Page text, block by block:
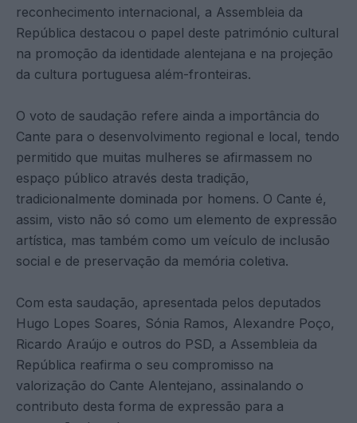
reconhecimento internacional, a Assembleia da
República destacou o papel deste património cultural
na promoção da identidade alentejana e na projeção
da cultura portuguesa além-fronteiras.
O voto de saudação refere ainda a importância do
Cante para o desenvolvimento regional e local, tendo
permitido que muitas mulheres se afirmassem no
espaço público através desta tradição,
tradicionalmente dominada por homens. O Cante é,
assim, visto não só como um elemento de expressão
artística, mas também como um veículo de inclusão
social e de preservação da memória coletiva.
Com esta saudação, apresentada pelos deputados
Hugo Lopes Soares, Sónia Ramos, Alexandre Poço,
Ricardo Araújo e outros do PSD, a Assembleia da
República reafirma o seu compromisso na
valorização do Cante Alentejano, assinalando o
contributo desta forma de expressão para a